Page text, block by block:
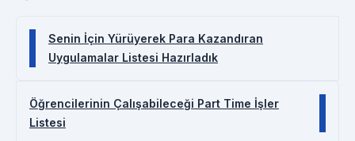
Senin İçin Yürüyerek Para Kazandıran
Uygulamalar Listesi Hazırladık
Öğrencilerinin Çalışabileceği Part Time İşler
Listesi